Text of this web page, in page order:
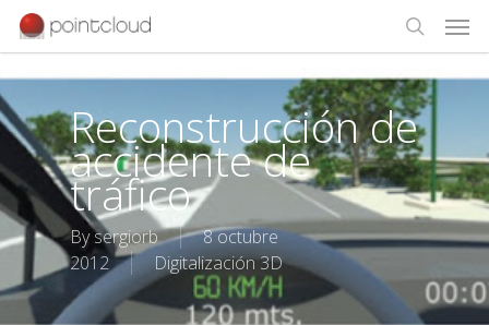
Reconstrucción de
accidente de
tráfico
Bysergiorb
8 octubre
2012
Digitalización 3D